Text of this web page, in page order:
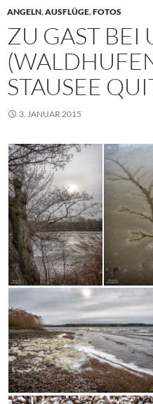
ANGELN,AUSFLÜGE,FOTOS
ZU GAST BEI
STAUSEE
3. JANUAR 2015